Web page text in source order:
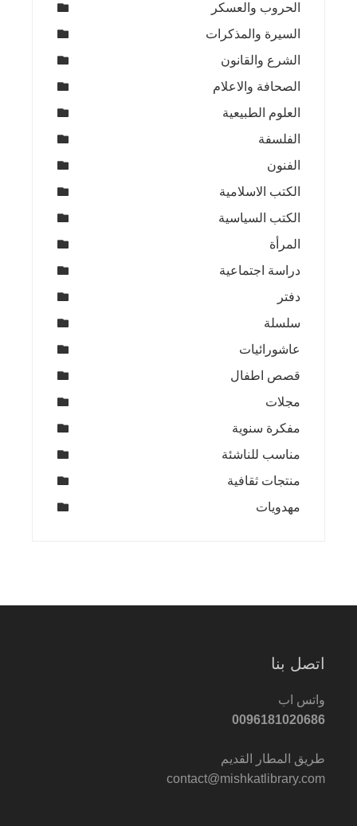
الحروب والعسكر
السيرة والمذكرات
الشرع والقانون
الصحافة والاعلام
العلوم الطبيعية
الفلسفة
الفنون
الكتب الاسلامية
الكتب السياسية
المرأة
دراسة اجتماعية
دفتر
سلسلة
عاشورائيات
قصص اطفال
مجلات
مفكرة سنوية
مناسب للناشئة
منتجات ثقافية
مهدويات
اتصل بنا
واتس اب
0096181020686
طريق المطار القديم
contact@mishkatlibrary.com